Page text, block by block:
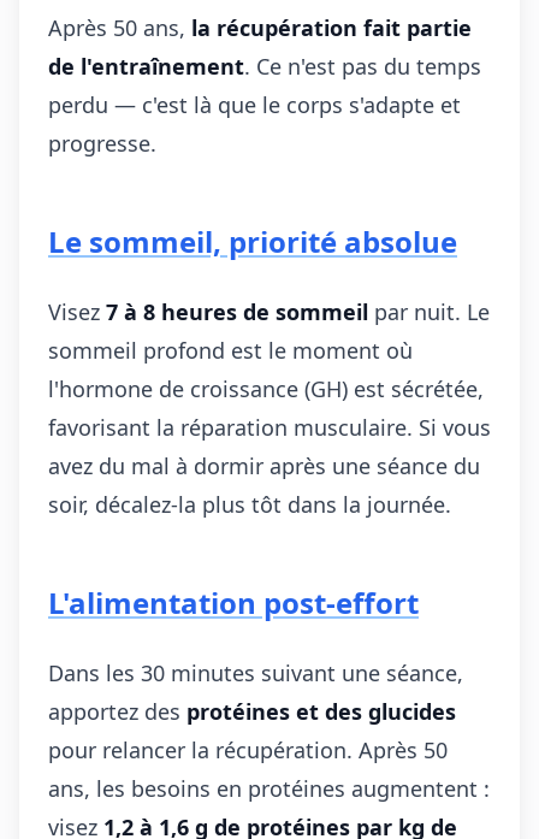
Après 50 ans, la récupération fait partie
de l'entraînement. Ce n'est pas du temps
perdu — c'est là que le corps s'adapte et
progresse.
Le sommeil, priorité absolue
Visez 7 à 8 heures de sommeil par nuit. Le
sommeil profond est le moment où
l'hormone de croissance (GH) est sécrétée,
favorisant la réparation musculaire. Si vous
avez du mal à dormir après une séance du
soir, décalez-la plus tôt dans la journée.
L'alimentation post-effort
Dans les 30 minutes suivant une séance,
apportez des protéines et des glucides
pour relancer la récupération. Après 50
ans, les besoins en protéines augmentent :
visez 1,2 à 1,6 g de protéines par kg de